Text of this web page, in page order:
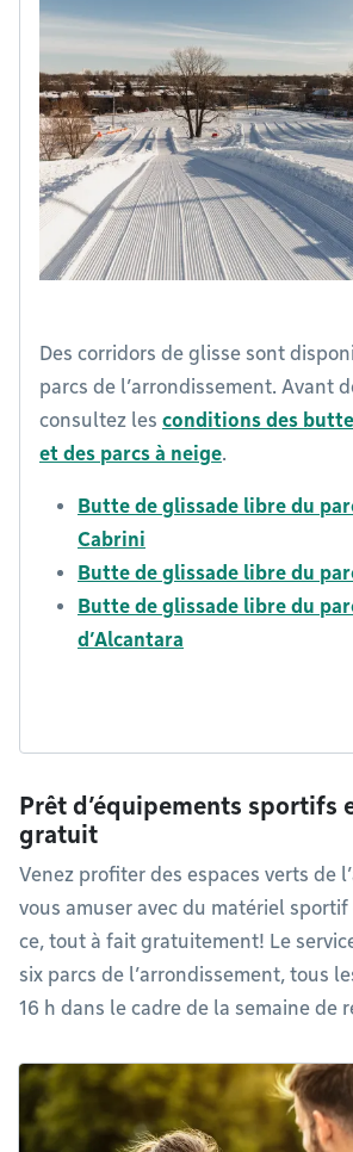
Des corridors de glisse sont
parcs de l’arrondissement. Avant
consultez les conditions des
et des parcs à neige.
Butte de glissade libre du
Cabrini
Butte de glissade libre du
Butte de glissade libre du
d’Alcantara
Prêt d’équipements sportifs
gratuit
Venez profiter des espaces verts de
vous amuser avec du matériel
ce, tout à fait gratuitement! Le
six parcs de l’arrondissement, tous
16 h dans le cadre de la semaine de